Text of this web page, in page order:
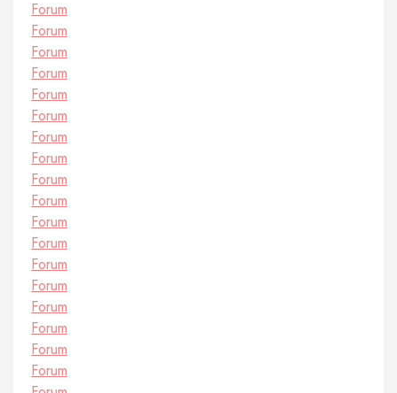
Forum
Forum
Forum
Forum
Forum
Forum
Forum
Forum
Forum
Forum
Forum
Forum
Forum
Forum
Forum
Forum
Forum
Forum